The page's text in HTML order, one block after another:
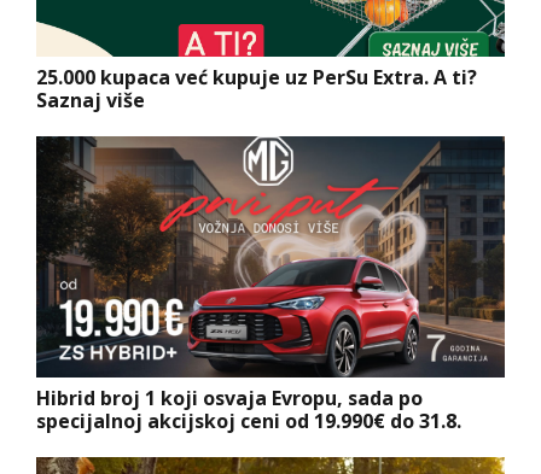
25.000 kupaca već kupuje uz PerSu Extra. A ti?
Saznaj više
Hibrid broj 1 koji osvaja Evropu, sada po
specijalnoj akcijskoj ceni od 19.990€ do 31.8.